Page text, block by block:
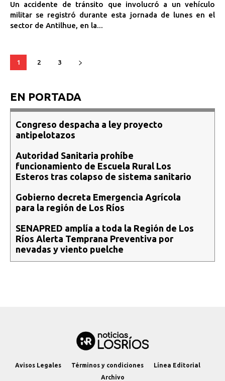
Un accidente de tránsito que involucró a un vehículo
militar se registró durante esta jornada de lunes en el
sector de Antilhue, en la...
1 2 3
EN PORTADA
Congreso despacha a ley proyecto
antipelotazos
Autoridad Sanitaria prohíbe
funcionamiento de Escuela Rural Los
Esteros tras colapso de sistema sanitario
Gobierno decreta Emergencia Agrícola
para la región de Los Ríos
SENAPRED amplía a toda la Región de Los
Ríos Alerta Temprana Preventiva por
nevadas y viento puelche
Avisos Legales Términos y condiciones
Línea Editorial
Archivo